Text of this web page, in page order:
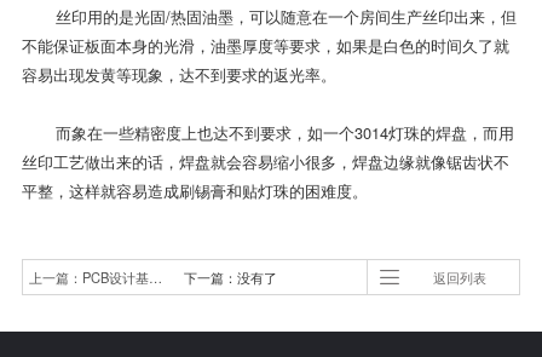
丝印用的是光固/热固油墨，可以随意在一个房间生产丝印出来，但
不能保证板面本身的光滑，油墨厚度等要求，如果是白色的时间久了就
容易出现发黄等现象，达不到要求的返光率。
而象在一些精密度上也达不到要求，如一个3014灯珠的焊盘，而用
丝印工艺做出来的话，焊盘就会容易缩小很多，焊盘边缘就像锯齿状不
平整，这样就容易造成刷锡膏和贴灯珠的困难度。
上一篇：PCB设计基本知识，你全都掌握了么？ 下一篇：没有了 返回列表